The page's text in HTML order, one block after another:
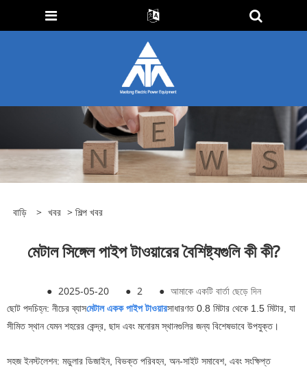
বাড়ি > খবর > শিল্প খবর
মেটাল সিঙ্গেল পাইপ টাওয়ারের বৈশিষ্ট্যগুলি কী কী?
● 2025-05-20 ● 2 ● আমাকে একটি বার্তা ছেড়ে দিন
ছোট পদচিহ্ন: নীচের ব্যাসমেটাল একক পাইপ টাওয়ারসাধারণত 0.8 মিটার থেকে 1.5 মিটার, যা
সীমিত স্থান যেমন শহরের কেন্দ্র, ছাদ এবং মনোরম স্থানগুলির জন্য বিশেষভাবে উপযুক্ত।
সহজ ইনস্টলেশন: মডুলার ডিজাইন, বিভক্ত পরিবহন, অন-সাইট সমাবেশ, এবং সংক্ষিপ্ত